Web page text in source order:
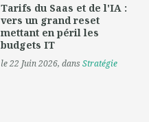
Tarifs du Saas et de l'IA :
vers un grand reset
mettant en péril les
budgets IT
le 22 Juin 2026, dansStratégie